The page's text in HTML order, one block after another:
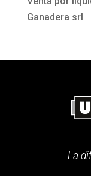
Ganadera srl
La